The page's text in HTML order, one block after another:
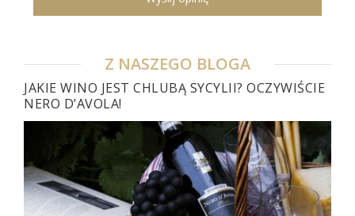
Z NASZEGO BLOGA
JAKIE WINO JEST CHLUBĄ SYCYLII? OCZYWIŚCIE
NERO D’AVOLA!